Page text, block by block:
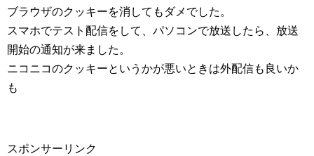
ブラウザのクッキーを消してもダメでした。
スマホでテスト配信をして、パソコンで放送したら、放送
開始の通知が来ました。
ニコニコのクッキーというかが悪いときは外配信も良いか
も
スポンサーリンク